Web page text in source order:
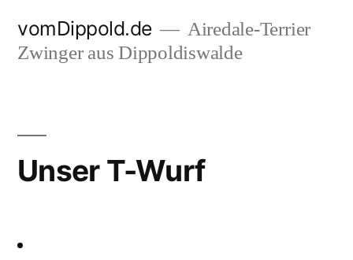
Inhalt
vomDippold.de
Airedale-Terrier
Zwinger aus Dippoldiswalde
Unser T-Wurf